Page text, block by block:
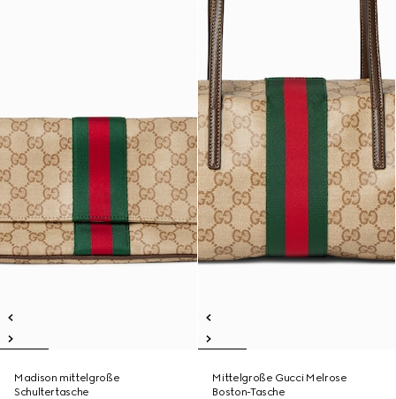
Madison mittelgroße
Schultertasche
Mittelgroße Gucci Melrose
Boston-Tasche